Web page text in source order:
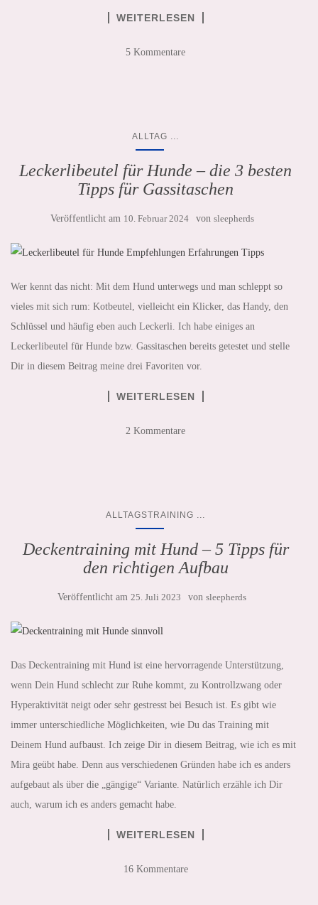
WEITERLESEN
5 Kommentare
ALLTAG
Leckerlibeutel für Hunde – die 3 besten
Tipps für Gassitaschen
Veröffentlicht am 10. Februar 2024 von sleepherds
Wer kennt das nicht: Mit dem Hund unterwegs und man schleppt so
vieles mit sich rum: Kotbeutel, vielleicht ein Klicker, das Handy, den
Schlüssel und häufig eben auch Leckerli. Ich habe einiges an
Leckerlibeutel für Hunde bzw. Gassitaschen bereits getestet und stelle
Dir in diesem Beitrag meine drei Favoriten vor.
WEITERLESEN
2 Kommentare
ALLTAGSTRAINING
Deckentraining mit Hund – 5 Tipps für
den richtigen Aufbau
Veröffentlicht am 25. Juli 2023 von sleepherds
Das Deckentraining mit Hund ist eine hervorragende Unterstützung,
wenn Dein Hund schlecht zur Ruhe kommt, zu Kontrollzwang oder
Hyperaktivität neigt oder sehr gestresst bei Besuch ist. Es gibt wie
immer unterschiedliche Möglichkeiten, wie Du das Training mit
Deinem Hund aufbaust. Ich zeige Dir in diesem Beitrag, wie ich es mit
Mira geübt habe. Denn aus verschiedenen Gründen habe ich es anders
aufgebaut als über die „gängige“ Variante. Natürlich erzähle ich Dir
auch, warum ich es anders gemacht habe.
WEITERLESEN
16 Kommentare